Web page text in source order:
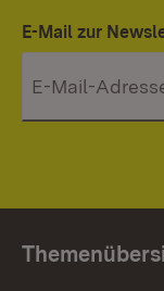
E-Mail zur